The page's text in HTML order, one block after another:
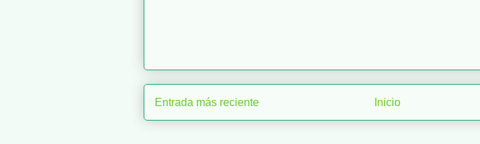
Entrada más reciente Inicio